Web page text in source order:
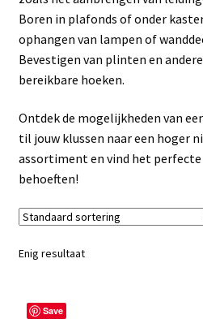
Overzicht
Privacybeleid
Retourbeleid
Videos
Winkelwagen
Boren in plafonds of onder
ophangen van lampen of
Bevestigen van plinten en
bereikbare hoeken.
Ontdek de mogelijkheden van
til jouw klussen naar een hoger
assortiment en vind het
behoeften!
Enig resultaat
Save